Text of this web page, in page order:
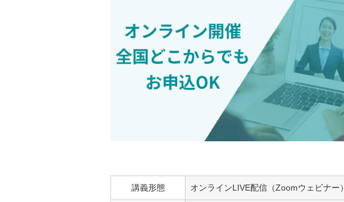
講義形態 オンラインLIVE配信（Zoomウェビナー）